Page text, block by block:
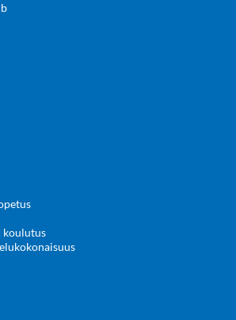
koulutus